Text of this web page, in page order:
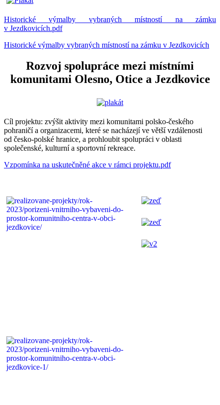
Historické výmalby vybraných místností na zámku
v Jezdkovicích.pdf
Historické výmalby vybraných místností na zámku v Jezdkovicích
Rozvoj spolupráce mezi místními
komunitami Olesno, Otice a Jezdkovice
Cíl projektu: zvýšit aktivity mezi komunitami polsko-českého
pohraničí a organizacemi, které se nacházejí ve větší vzdálenosti
od česko-polské hranice, a prohloubit spolupráci v oblasti
společenské, kulturní a sportovní rekreace.
Vzpomínka na uskutečněné akce v rámci projektu.pdf